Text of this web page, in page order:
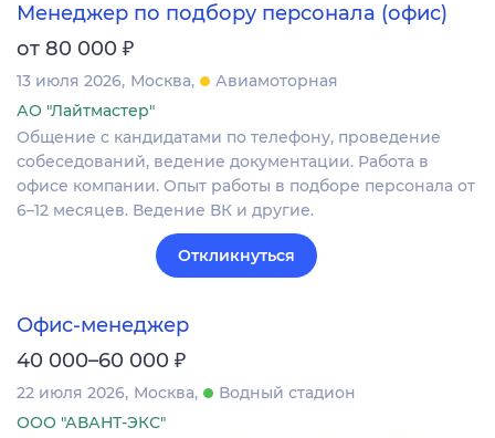
Менеджер по подбору персонала (офис)
от 80 000 ₽
13 июля 2026 Москва
Авиамоторная
АО "Лайтмастер"
Общение с кандидатами по телефону, проведение
собеседований, ведение документации. Работа в
офисе компании. Опыт работы в подборе персонала от
6–12 месяцев. Ведение ВК и другие.
Откликнуться
Офис-менеджер
40 000–60 000 ₽
22 июля 2026 Москва
Водный стадион
ООО "АВАНТ-ЭКС"